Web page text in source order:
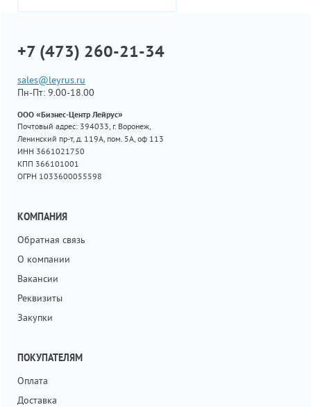
+7 (473) 260-21-34
sales@leyrus.ru
Пн-Пт: 9.00-18.00
ООО «Бизнес-Центр Лейрус»
Почтовый адрес: 394033, г. Воронеж,
Ленинский пр-т, д. 119А, пом. 5А, оф 113
ИНН 3661021750
КПП 366101001
ОГРН 1033600055598
КОМПАНИЯ
Обратная связь
О компании
Вакансии
Реквизиты
Закупки
ПОКУПАТЕЛЯМ
Оплата
Доставка